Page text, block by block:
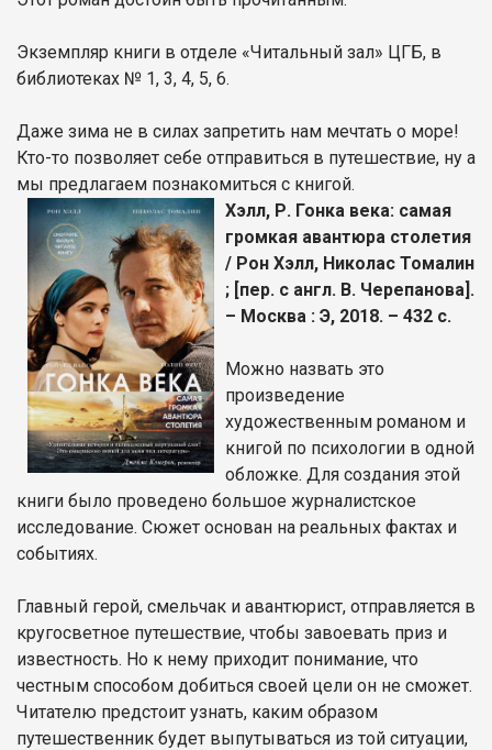
Экземпляр книги в отделе «Читальный зал» ЦГБ, в
библиотеках № 1, 3, 4, 5, 6.
Даже зима не в силах запретить нам мечтать о море!
Кто-то позволяет себе отправиться в путешествие, ну а
мы предлагаем познакомиться с книгой.
Хэлл, Р. Гонка века: самая
громкая авантюра столетия
/ Рон Хэлл, Николас Томалин
; [пер. с англ. В. Черепанова].
– Москва : Э, 2018. – 432 с.
Можно назвать это
произведение
художественным романом и
книгой по психологии в одной
обложке. Для создания этой
книги было проведено большое журналистское
исследование. Сюжет основан на реальных фактах и
событиях.
Главный герой, смельчак и авантюрист, отправляется в
кругосветное путешествие, чтобы завоевать приз и
известность. Но к нему приходит понимание, что
честным способом добиться своей цели он не сможет.
Читателю предстоит узнать, каким образом
путешественник будет выпутываться из той ситуации,